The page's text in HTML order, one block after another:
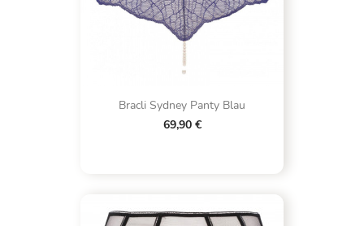
Bracli Sydney Panty Blau
69,90 €